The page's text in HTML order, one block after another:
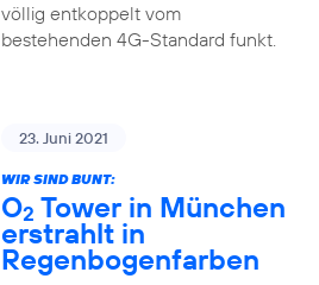
völlig entkoppelt vom
bestehenden 4G-Standard funkt.
23. Juni 2021
WIR SIND BUNT:
O2 Tower in München
erstrahlt in
Regenbogenfarben